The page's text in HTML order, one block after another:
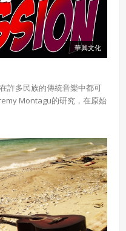
華興文化
許多民族的傳統音樂中都可
Montagu的研究，在原始
擊掌來製造節奏聲響，也就
，透過敲擊、拍打身體各部
於肢體協調發展，不但能訓